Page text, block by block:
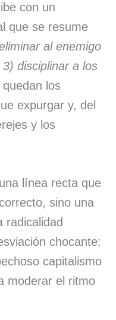
con un
que se resume
al enemigo
disciplinar a los
los
expurgar y, del
y los
línea recta que
sino una
radicalidad
chocante:
capitalismo
moderar el ritmo